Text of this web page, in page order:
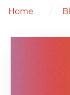
Home